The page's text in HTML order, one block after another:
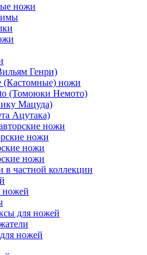
ножи
Генри)
(Кастомные) ножи
(Томоюки Немото)
Мацуда)
Ацутака)
ножи
ножи
ножи
ножи
в частной коллекции
ножей
для ножей
ножей